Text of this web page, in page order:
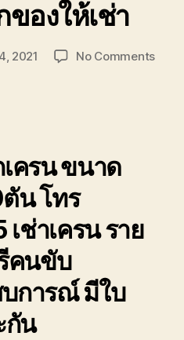
ของให้เช่า
2021 No Commentson
เครน ขนาด
น โทร
ช่าเครน ราย
คนขับ
การณ์ มีใบ
กัน